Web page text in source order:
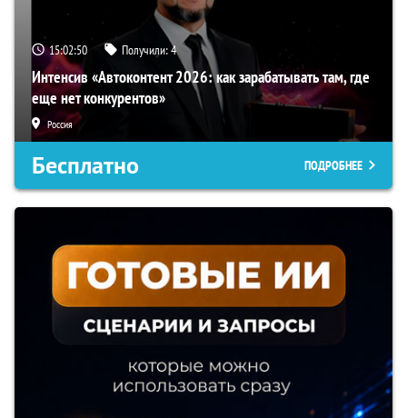
15:02:49 Получили:4
Интенсив «Автоконтент 2026: как зарабатывать там, где
еще нет конкурентов»
Россия
Бесплатно ПОДРОБНЕЕ